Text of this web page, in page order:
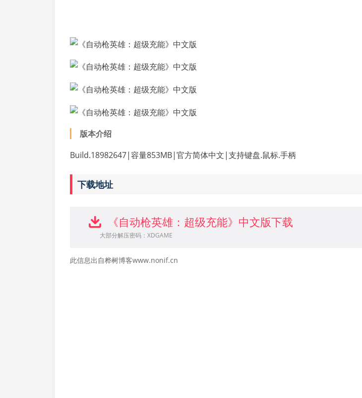
版本介绍
Build.18982647|容量853MB|官方简体中文|支持键盘.鼠标.手柄
下载地址
《自动枪英雄：超级充能》中文版下载
大部分解压密码：XDGAME
此信息出自桦树博客www.nonif.cn